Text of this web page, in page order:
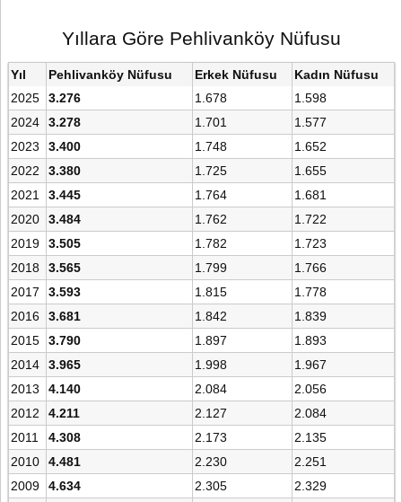
Yıllara Göre Pehlivanköy Nüfusu
Yıl Pehlivanköy Nüfusu Erkek Nüfusu
Kadın Nüfusu
2025
3.276 1.678
1.598
2024
3.278 1.701
1.577
2023
3.400 1.748
1.652
2022
3.380 1.725
1.655
2021
3.445 1.764
1.681
2020
3.484 1.762
1.722
2019
3.505 1.782
1.723
2018
3.565 1.799
1.766
2017
3.593 1.815
1.778
2016
3.681 1.842
1.839
2015
3.790 1.897
1.893
2014
3.965 1.998
1.967
2013
4.140 2.084
2.056
2012
4.211 2.127
2.084
2011
4.308 2.173
2.135
2010
4.481 2.230
2.251
2009
4.634 2.305
2.329